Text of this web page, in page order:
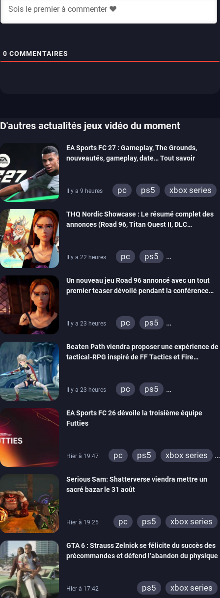
0 COMMENTAIRES
D'autres actualités jeux vidéo du moment
EA Sports FC 27 : Gameplay, The Grounds,
nouveautés, gameplay, date… Tout savoir
Il y a 9 heures pc ps5
xbox series
THQ Nordic Showcase : Le résumé complet des
annonces (Road 96, Titan Quest II, DLC
Il y a 22 heures pc
ps5
stadia
ps4
xbox one
switch 2
Un nouveau jeu Road 96 annoncé avec un tout
premier teaser dévoilé pendant la conférence
Il y a 23 heures pc
ps5
stadia
ps4
xbox one
Beaten Path viendra proposer une expérience de
tactical-RPG inspiré de FF Tactics et Fire
Il y a 23 heures pc
ps5
EA Sports FC 26 dévoile la troisième équipe
Futties
Hier à 19:47 pc ps5
xbox series
xbox one
switch 2
Serious Sam: Shatterverse viendra mettre un
sacré bazar le 31 août
Hier à 19:25 pc ps5 xbox series
GTA 6 : Strauss Zelnick se félicite du succès des
précommandes et défend l’abandon du physique
Hier à 17:42 ps5 xbox series